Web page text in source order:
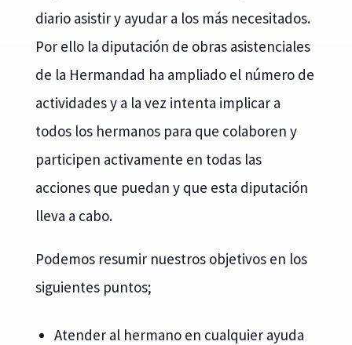
diario asistir y ayudar a los más necesitados.
Por ello la diputación de obras asistenciales
de la Hermandad ha ampliado el número de
actividades y a la vez intenta implicar a
todos los hermanos para que colaboren y
participen activamente en todas las
acciones que puedan y que esta diputación
lleva a cabo.
Podemos resumir nuestros objetivos en los
siguientes puntos;
Atender al hermano en cualquier ayuda